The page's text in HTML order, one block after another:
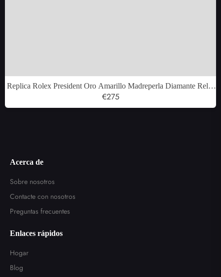
Replica Rolex President Oro Amarillo Madreperla Diamante Reloj
Hombre 116188
€275
Acerca de
Sobre nosotros
Contacte con nosotros
Preguntas frecuentes
Enlaces rápidos
Hogar
Blog